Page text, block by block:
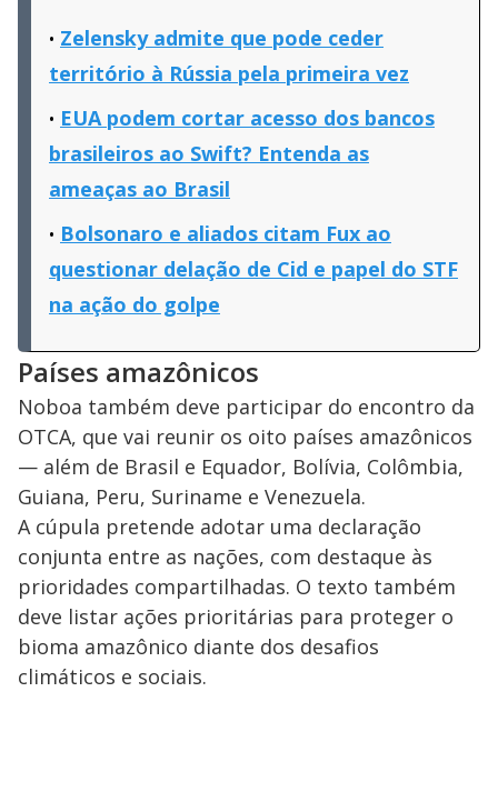
Zelensky admite que pode ceder
território à Rússia pela primeira vez
EUA podem cortar acesso dos bancos
brasileiros ao Swift? Entenda as
ameaças ao Brasil
Bolsonaro e aliados citam Fux ao
questionar delação de Cid e papel do STF
na ação do golpe
Países amazônicos
Noboa também deve participar do encontro da
OTCA, que vai reunir os oito países amazônicos
— além de Brasil e Equador, Bolívia, Colômbia,
Guiana, Peru, Suriname e Venezuela.
A cúpula pretende adotar uma declaração
conjunta entre as nações, com destaque às
prioridades compartilhadas. O texto também
deve listar ações prioritárias para proteger o
bioma amazônico diante dos desafios
climáticos e sociais.